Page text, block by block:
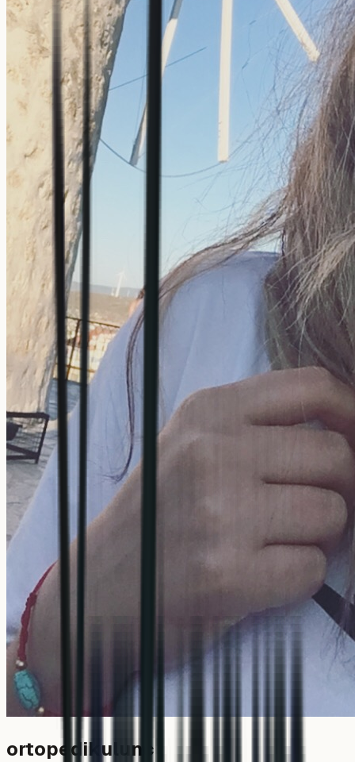
ortopedikulunc